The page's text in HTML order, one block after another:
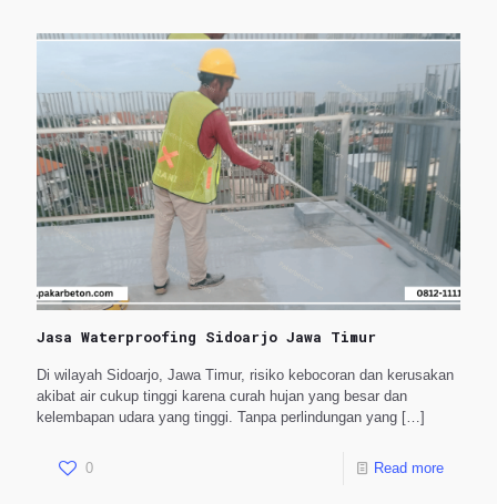
Jasa Waterproofing Sidoarjo Jawa Timur
Di wilayah Sidoarjo, Jawa Timur, risiko kebocoran dan kerusakan
akibat air cukup tinggi karena curah hujan yang besar dan
kelembapan udara yang tinggi. Tanpa perlindungan yang […]
0 Read more